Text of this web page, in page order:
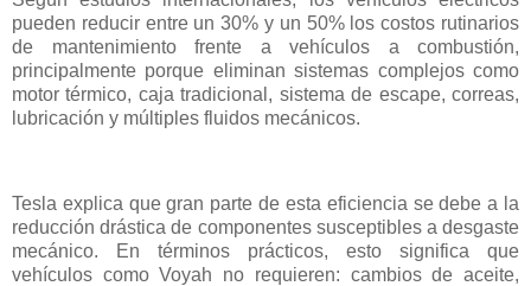
pueden reducir entre un 30% y un 50% los costos rutinarios
de mantenimiento frente a vehículos a combustión,
principalmente porque eliminan sistemas complejos como
motor térmico, caja tradicional, sistema de escape, correas,
lubricación y múltiples fluidos mecánicos.
Tesla explica que gran parte de esta eficiencia se debe a la
reducción drástica de componentes susceptibles a desgaste
mecánico. En términos prácticos, esto significa que
vehículos como Voyah no requieren: cambios de aceite,